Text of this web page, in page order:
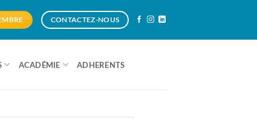
CONTACTEZ-NOUS
ACADÉMIE ADHERENTS